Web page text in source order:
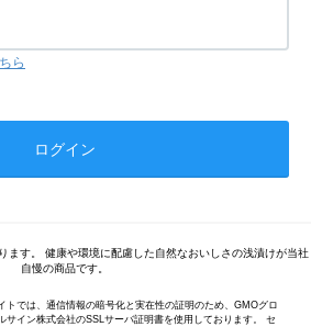
ら
ます。 健康や環境に配慮した自然なおいしさの浅漬けが当社
自慢の商品です。
トでは、通信情報の暗号化と実在性の証明のため、GMOグロ
サイン株式会社のSSLサーバ証明書を使用しております。 セ